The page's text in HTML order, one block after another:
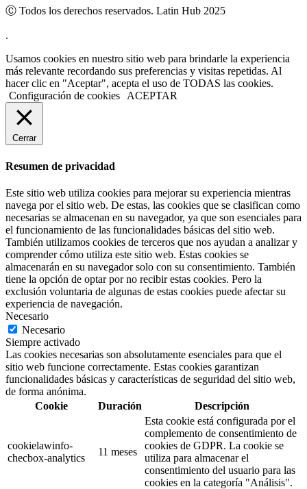
Ⓒ Todos los derechos reservados. Latin Hub 2025
.
Usamos cookies en nuestro sitio web para brindarle la experiencia
más relevante recordando sus preferencias y visitas repetidas. Al
hacer clic en "Aceptar", acepta el uso de TODAS las cookies.
Configuración de cookies
ACEPTAR
Cerrar
Resumen de privacidad
Este sitio web utiliza cookies para mejorar su experiencia mientras
navega por el sitio web. De estas, las cookies que se clasifican como
necesarias se almacenan en su navegador, ya que son esenciales para
el funcionamiento de las funcionalidades básicas del sitio web.
También utilizamos cookies de terceros que nos ayudan a analizar y
comprender cómo utiliza este sitio web. Estas cookies se
almacenarán en su navegador solo con su consentimiento. También
tiene la opción de optar por no recibir estas cookies. Pero la
exclusión voluntaria de algunas de estas cookies puede afectar su
experiencia de navegación.
Necesario
Necesario
Siempre activado
Las cookies necesarias son absolutamente esenciales para que el
sitio web funcione correctamente. Estas cookies garantizan
funcionalidades básicas y características de seguridad del sitio web,
de forma anónima.
Cookie
Duración Descripción
cookielawinfo-
checbox-analytics
11 meses
Esta cookie está configurada por el
complemento de consentimiento de
cookies de GDPR. La cookie se
utiliza para almacenar el
consentimiento del usuario para las
cookies en la categoría "Análisis".